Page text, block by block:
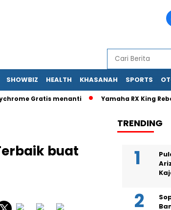
SHOWBIZ HEALTH KHASANAH SPORTS
Gratis menanti Yamaha RX King Reborn
buat
TRENDING